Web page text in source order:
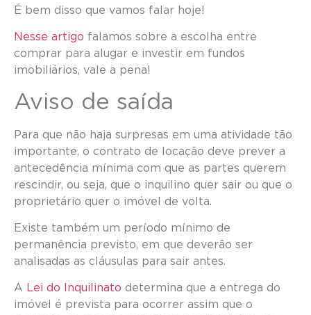
É bem disso que vamos falar hoje!
Nesse artigo falamos sobre a escolha entre
comprar para alugar e investir em fundos
imobiliários, vale a pena!
Aviso de saída
Para que não haja surpresas em uma atividade tão
importante, o contrato de locação deve prever a
antecedência mínima com que as partes querem
rescindir, ou seja, que o inquilino quer sair ou que o
proprietário quer o imóvel de volta.
Existe também um período mínimo de
permanência previsto, em que deverão ser
analisadas as cláusulas para sair antes.
A Lei do Inquilinato determina que a entrega do
imóvel é prevista para ocorrer assim que o